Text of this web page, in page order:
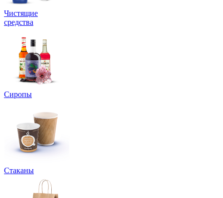
Чистящие
средства
Сиропы
Стаканы